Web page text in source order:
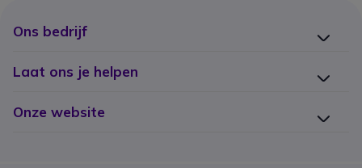
Ons bedrijf
Laat ons je helpen
Onze website